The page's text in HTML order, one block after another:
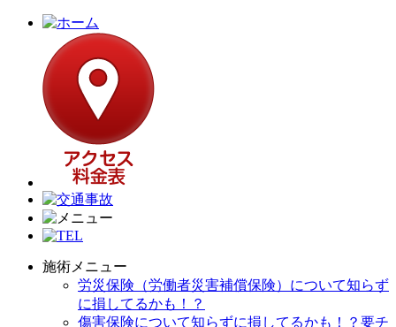
施術メニュー
労災保険（労働者災害補償保険）について知らず
に損してるかも！？
傷害保険について知らずに損してるかも！？要チ